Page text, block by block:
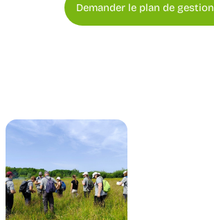
Demander le plan de gestion